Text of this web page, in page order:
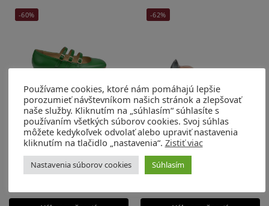
-60%
VEGAN topánky nappa
Artikel: 5102
-62%
Lodičky naplak verde 3130/1
Artikel: 3130/1
Používame cookies, ktoré nám pomáhajú lepšie
porozumieť návštevníkom našich stránok a zlepšovať
naše služby. Kliknutím na „súhlasím“ súhlasíte s
používaním všetkých súborov cookies. Svoj súhlas
môžete kedykoľvek odvolať alebo upraviť nastavenia
kliknutím na tlačidlo „nastavenia“. Zistiť viac
Nastavenia súborov cookies Súhlasím